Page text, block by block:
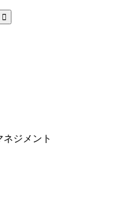
ジメント